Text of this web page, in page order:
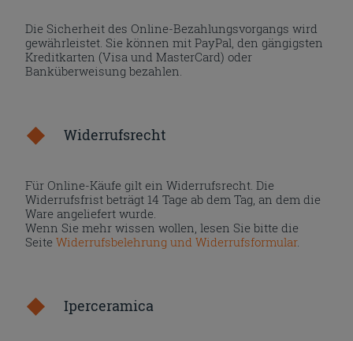
Die Sicherheit des Online-Bezahlungsvorgangs wird
gewährleistet. Sie können mit PayPal, den gängigsten
Kreditkarten (Visa und MasterCard) oder
Banküberweisung bezahlen.
Widerrufsrecht
Für Online-Käufe gilt ein Widerrufsrecht. Die
Widerrufsfrist beträgt 14 Tage ab dem Tag, an dem die
Ware angeliefert wurde.
Wenn Sie mehr wissen wollen, lesen Sie bitte die
SeiteWiderrufsbelehrung und Widerrufsformular.
Iperceramica